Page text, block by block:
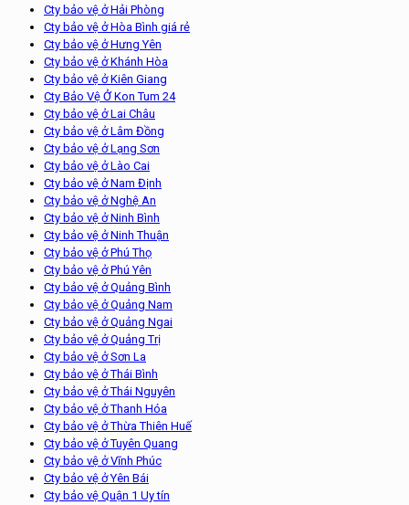
Cty bảo vệ ở Hải Phòng
Cty bảo vệ ở Hòa Bình giá rẻ
Cty bảo vệ ở Hưng Yên
Cty bảo vệ ở Khánh Hòa
Cty bảo vệ ở Kiên Giang
Cty Bảo Vệ Ở Kon Tum 24
Cty bảo vệ ở Lai Châu
Cty bảo vệ ở Lâm Đồng
Cty bảo vệ ở Lạng Sơn
Cty bảo vệ ở Lào Cai
Cty bảo vệ ở Nam Định
Cty bảo vệ ở Nghệ An
Cty bảo vệ ở Ninh Bình
Cty bảo vệ ở Ninh Thuận
Cty bảo vệ ở Phú Thọ
Cty bảo vệ ở Phú Yên
Cty bảo vệ ở Quảng Bình
Cty bảo vệ ở Quảng Nam
Cty bảo vệ ở Quảng Ngai
Cty bảo vệ ở Quảng Trị
Cty bảo vệ ở Sơn La
Cty bảo vệ ở Thái Bình
Cty bảo vệ ở Thái Nguyên
Cty bảo vệ ở Thanh Hóa
Cty bảo vệ ở Thừa Thiên Huế
Cty bảo vệ ở Tuyên Quang
Cty bảo vệ ở Vĩnh Phúc
Cty bảo vệ ở Yên Bái
Cty bảo vệ Quận 1 Uy tín